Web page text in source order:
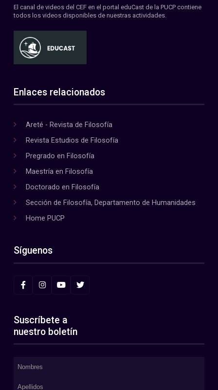
El canal de videos del CEF en el portal eduCast de la PUCP contiene
todos los videos disponibles de nuestras actividades.
Enlaces relacionados
Areté - Revista de Filosofía
Revista Estudios de Filosofía
Pregrado en Filosofía
Maestría en Filosofía
Doctorado en Filosofía
Sección de Filosofía, Departamento de Humanidades
Home PUCP
Síguenos
Suscríbete a
nuestro boletín